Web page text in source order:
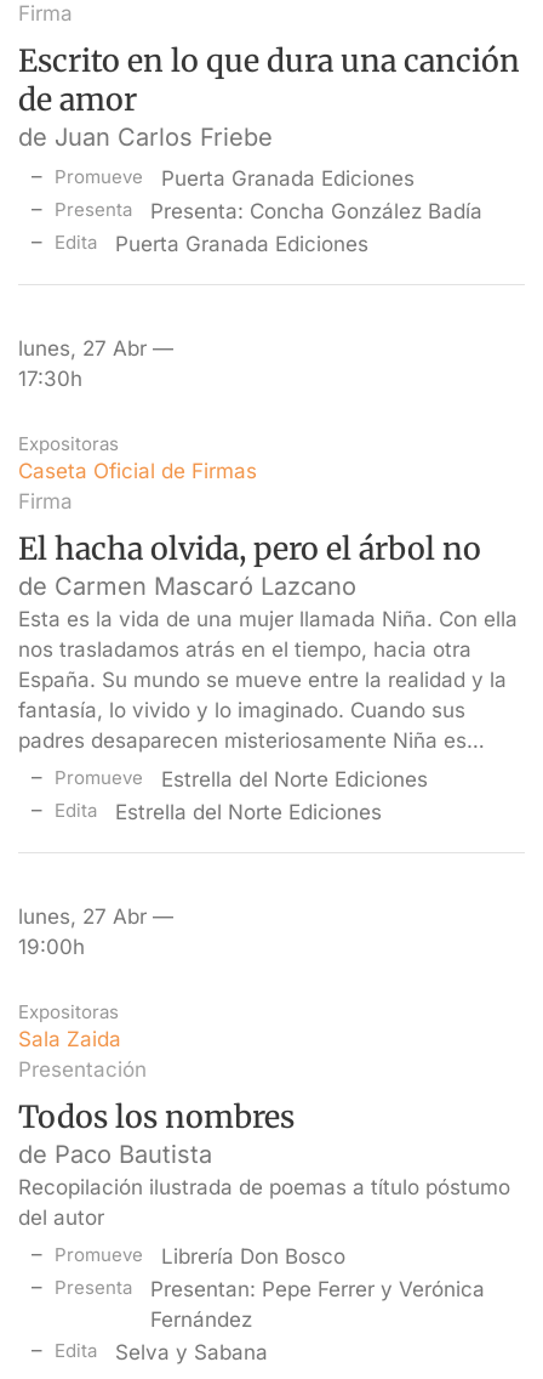
Firma
Escrito en lo que dura una canción
de amor
de Juan Carlos Friebe
Promueve Puerta Granada Ediciones
Presenta Presenta: Concha González Badía
Edita Puerta Granada Ediciones
lunes, 27 Abr —
17:30h
Expositoras
Caseta Oficial de Firmas
Firma
El hacha olvida, pero el árbol no
de Carmen Mascaró Lazcano
Esta es la vida de una mujer llamada Niña. Con ella
nos trasladamos atrás en el tiempo, hacia otra
España. Su mundo se mueve entre la realidad y la
fantasía, lo vivido y lo imaginado. Cuando sus
padres desaparecen misteriosamente Niña es…
Promueve Estrella del Norte Ediciones
Edita Estrella del Norte Ediciones
lunes, 27 Abr —
19:00h
Expositoras
Sala Zaida
Presentación
Todos los nombres
de Paco Bautista
Recopilación ilustrada de poemas a título póstumo
del autor
Promueve Librería Don Bosco
Presenta
Presentan: Pepe Ferrer y Verónica
Fernández
Edita Selva y Sabana